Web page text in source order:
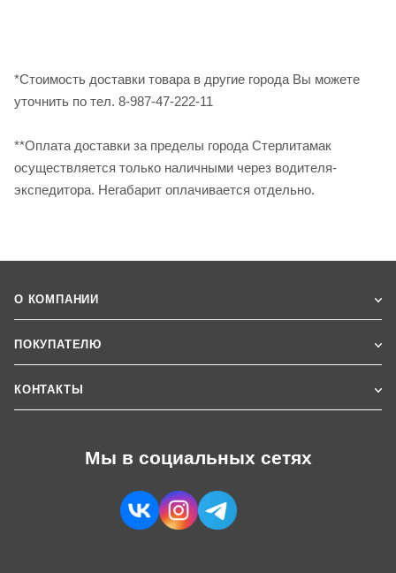
*Стоимость доставки товара в другие города Вы можете
уточнить по тел. 8-987-47-222-11
**Оплата доставки за пределы города Стерлитамак
осуществляется только наличными через водителя-
экспедитора. Негабарит оплачивается отдельно.
О КОМПАНИИ
ПОКУПАТЕЛЮ
КОНТАКТЫ
Мы в социальных сетях